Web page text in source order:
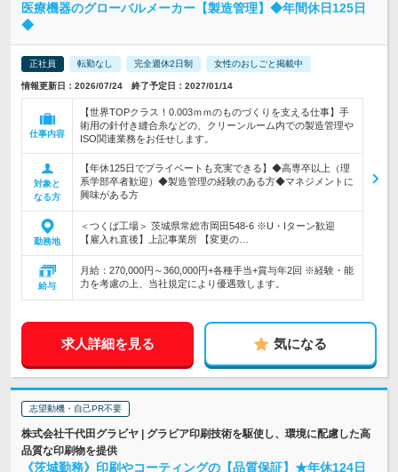
医療機器のグローバルメーカー【製造管理】◆年間休日125日
◆
正社員 転勤なし 完全週休2日制 女性のおしごと掲載中
情報更新日：2026/07/24 終了予定日：2027/01/14
仕事内容
【世界TOPクラス！0.003ｍｍのものづくりを支える仕事】手
術用の針付き縫合糸などの、クリーンルーム内での製造管理や
ISO関連業務をお任せします。
対象と
なる方
【年休125日でプライベートも充実できる】◆高専卒以上（理
系学部卒者歓迎）◆製造管理の経験のある方◆マネジメントに
興味がある方
勤務地
＜つくば工場＞ 茨城県常総市岡田548-6 ※U・Iターン歓迎
【雇入れ直後】上記事業所 【変更の…
給与
月給：270,000円～360,000円+各種手当+賞与年2回 ※経験・能
力を考慮の上、当社規定により優遇致します。
求人詳細を見る 気になる
志望動機・自己PR不要
株式会社千代田グラビヤ | グラビア印刷技術を駆使し、環境に配慮した高
品質な印刷物を提供
《茨城勤務》印刷やコーティングの【品質保証】★年休124日